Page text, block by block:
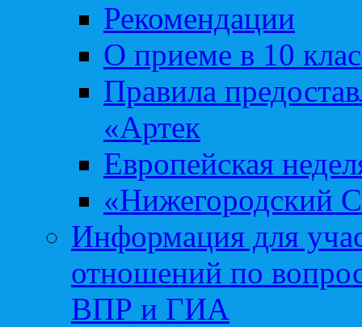
Рекомендации
О приеме в 10
Правила
«Артек
Европейская
«Нижегородский
Информация для
отношений по
ВПР и ГИА